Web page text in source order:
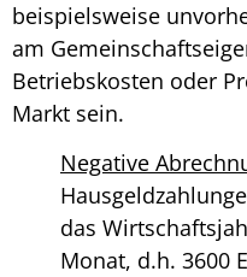
beispielsweise
am
Betriebskosten oder
Markt sein.
Negative
das
Monat, d.h. 3600